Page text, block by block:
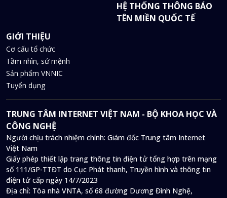
HỆ THỐNG THÔNG BÁO
TÊN MIỀN QUỐC TẾ
GIỚI THIỆU
Cơ cấu tổ chức
Tầm nhìn, sứ mệnh
Sản phẩm VNNIC
Tuyển dụng
TRUNG TÂM INTERNET VIỆT NAM - BỘ KHOA HỌC VÀ
CÔNG NGHỆ
Người chịu trách nhiệm chính: Giám đốc Trung tâm Internet
Việt Nam
Giấy phép thiết lập trang thông tin điện tử tổng hợp trên mạng
số 111/GP-TTĐT do Cục Phát thanh, Truyền hình và thông tin
điện tử cấp ngày 14/7/2023
Địa chỉ: Tòa nhà VNTA, số 68 đường Dương Đình Nghệ,